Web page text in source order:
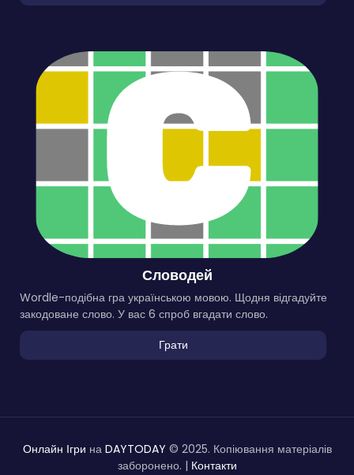
Словодей
Wordle-подібна гра українською мовою. Щодня відгадуйте
закодоване слово. У вас 6 спроб вгадати слово.
Грати
Онлайн Ігри на DAYTODAY © 2025. Копіювання матеріалів
заборонено. | Контакти